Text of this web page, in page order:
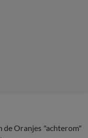
de Oranjes "achterom"